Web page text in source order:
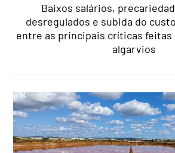
Baixos salários,
desregulados e subida do
entre as principais críticas
algarvios